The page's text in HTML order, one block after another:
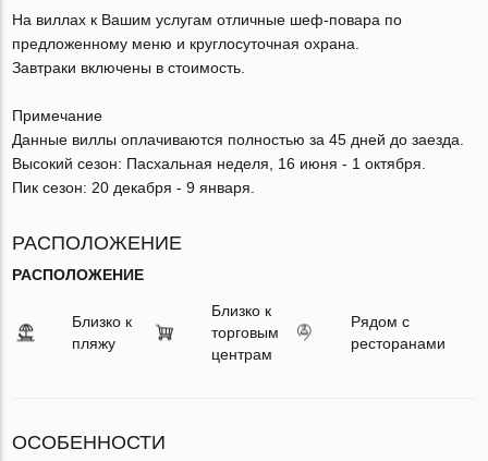
На виллах к Вашим услугам отличные шеф-повара по
предложенному меню и круглосуточная охрана.
Завтраки включены в стоимость.
Примечание
Данные виллы оплачиваются полностью за 45 дней до заезда.
Высокий сезон: Пасхальная неделя, 16 июня - 1 октября.
Пик сезон: 20 декабря - 9 января.
РАСПОЛОЖЕНИЕ
РАСПОЛОЖЕНИЕ
Близко к
пляжу
Близко к
торговым
центрам
Рядом с
ресторанами
ОСОБЕННОСТИ